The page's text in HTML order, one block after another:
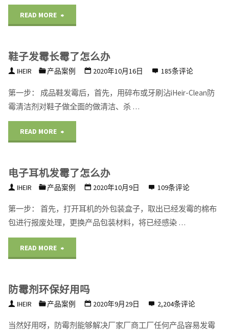
霉
了
么
处
理"
READ MORE
盒
霉
方
法"
鞋子发霉长霉了怎么办
IHEIR 产品案例 2020年10月16日 185条评论
第一步： 成品鞋发霉后，首先，用碎布或牙刷沾iHeir-Clean防
霉清洁剂对鞋子做全面的做清洁、杀 …
READ MORE
发
长
霉
了
么
办"
电子耳机发霉了怎么办
IHEIR 产品案例 2020年10月9日 109条评论
第一步： 首先，打开耳机的外包装盒子，取出已经发霉的棉布
包进行报废处理，更换产品包装材料，将已经感染 …
READ MORE
耳
防霉剂环保好用吗
IHEIR 产品案例 2020年9月29日 2,204条评论
当然好用呀，防霉剂能够解决厂家厂商工厂任何产品容易发霉